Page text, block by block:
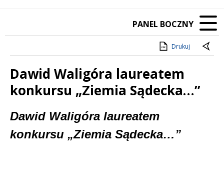
PANEL BOCZNY
Drukuj
Dawid Waligóra laureatem
konkursu „Ziemia Sądecka…”
Treść
Dawid Waligóra laureatem
konkursu „Ziemia Sądecka…”